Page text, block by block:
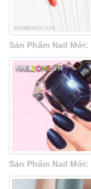
Sản Phẩm Nail
Sản Phẩm Nail